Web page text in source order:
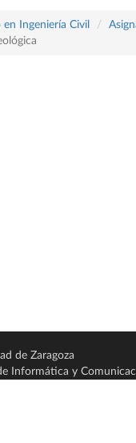
en Ingeniería Civil
de Zaragoza
Informática y